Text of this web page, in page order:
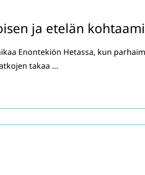
ja etelän
Enontekiön Hetassa, kun
takaa …